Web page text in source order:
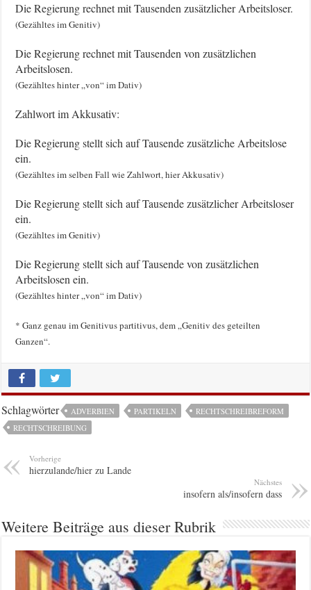
Die Regierung rechnet mit Tausenden zusätzlicher Arbeitsloser.
(Gezähltes im Genitiv)
Die Regierung rechnet mit Tausenden von zusätzlichen
Arbeitslosen.
(Gezähltes hinter „von“ im Dativ)
Zahlwort im Akkusativ:
Die Regierung stellt sich auf Tausende zusätzliche Arbeitslose
ein.
(Gezähltes im selben Fall wie Zahlwort, hier Akkusativ)
Die Regierung stellt sich auf Tausende zusätzlicher Arbeitsloser
ein.
(Gezähltes im Genitiv)
Die Regierung stellt sich auf Tausende von zusätzlichen
Arbeitslosen ein.
(Gezähltes hinter „von“ im Dativ)
* Ganz genau im Genitivus partitivus, dem „Genitiv des geteilten
Ganzen“.
Schlagwörter ADVERBIEN PARTIKELN
RECHTSCHREIBREFORM
RECHTSCHREIBUNG
Vorherige
hierzulande/hier zu Lande
Nächstes
insofern als/insofern dass
Weitere Beiträge aus dieser Rubrik